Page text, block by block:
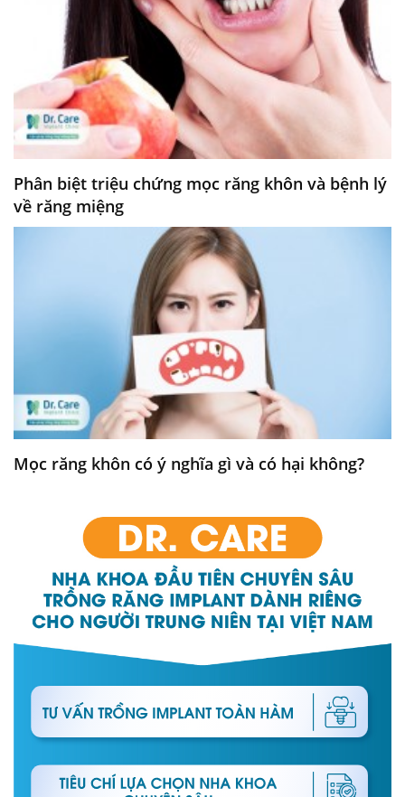
Phân biệt triệu chứng mọc răng khôn và bệnh lý
về răng miệng
Mọc răng khôn có ý nghĩa gì và có hại không?